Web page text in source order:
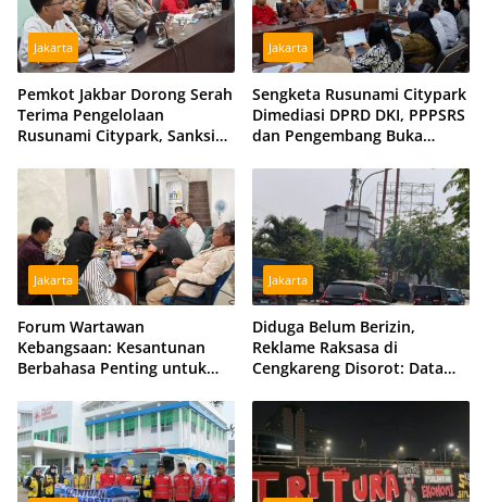
Jakarta
Pemkot Jakbar Dorong Serah
Terima Pengelolaan
Rusunami Citypark, Sanksi
Jakarta
Sengketa Rusunami Citypark
Dimediasi DPRD DKI, PPPSRS
dan Pengembang Buka
Jakarta
Forum Wartawan
Kebangsaan: Kesantunan
Berbahasa Penting untuk
Jakarta
Diduga Belum Berizin,
Reklame Raksasa di
Cengkareng Disorot: Data
Berbeda